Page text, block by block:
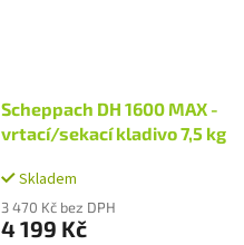
Scheppach DH 1600 MAX -
vrtací/sekací kladivo 7,5 kg
Skladem
3 470 Kč bez DPH
4 199 Kč